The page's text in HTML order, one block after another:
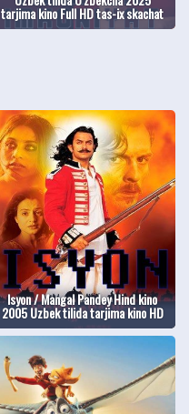
tarjima kino Full HD tas-ix skachat
Isyon / Mangal Pandey Hind kino
2005 Uzbek tilida tarjima kino HD